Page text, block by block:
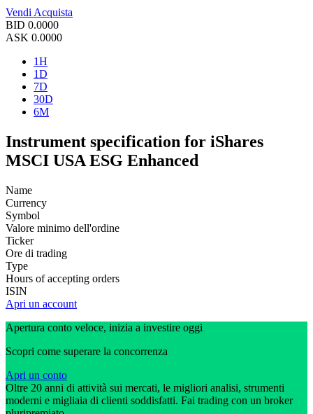
Vendi Acquista
BID 0.0000
ASK 0.0000
1H
1D
7D
30D
6M
Instrument specification for iShares
MSCI USA ESG Enhanced
Name
Currency
Symbol
Valore minimo dell'ordine
Ticker
Ore di trading
Type
Hours of accepting orders
ISIN
Apri un account
Apertura conto veloce, inizia a investire oggi
Scopri come superare la concorrenza
Apri un conto
Oltre 20 anni di attività sui mercati, le migliori analisi, strumenti
moderni e migliaia di clienti soddisfatti. Fai trading con un broker